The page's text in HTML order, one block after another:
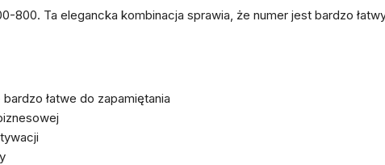
800. Ta elegancka kombinacja sprawia, że numer jest bardzo
łatwe do zapamiętania